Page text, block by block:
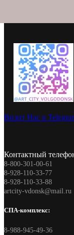
Визит Нас в
Контактный
8-800-301-00-61
8-928-110-33-77
8-928-110-33-88
artcity-vdonsk@mail.ru
СПА-комплекс:
8-988-945-49-36